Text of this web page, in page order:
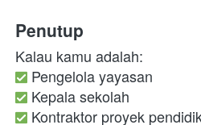
Penutup
Kalau kamu adalah:
Kepala sekolah